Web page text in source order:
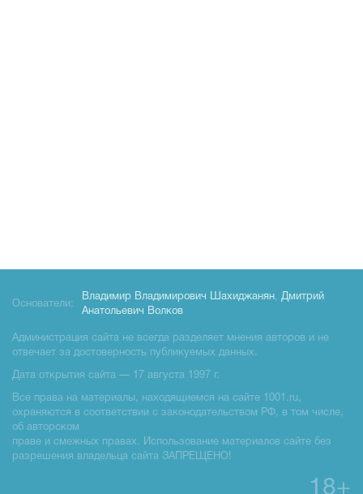
Основатели:
Владимир Владимирович Шахиджанян, Дмитрий
Анатольевич Волков
Администрация сайта не всегда разделяет мнения авторов и не
отвечает за достоверность публикуемых данных.
Дата открытия сайта — 17 августа 1997 г.
Все права на материалы, находящиемся на сайте 1001.ru,
охраняются в соответствии с законодательством РФ, в том числе,
об авторском
праве и смежных правах. Использование материалов сайте без
разрешения владельца сайта ЗАПРЕЩЕНО!
18+